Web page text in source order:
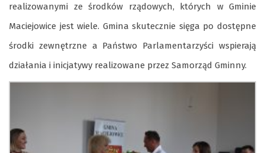
realizowanymi ze środków rządowych, których w Gminie
Maciejowice jest wiele. Gmina skutecznie sięga po dostępne
środki zewnętrzne a Państwo Parlamentarzyści wspierają
działania i inicjatywy realizowane przez Samorząd Gminny.